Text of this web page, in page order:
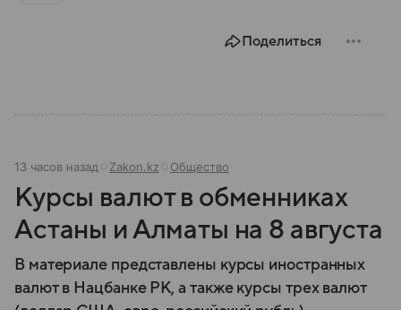
Поделиться
13 часов назад Zakon.kz Общество
Курсы валют в обменниках
Астаны и Алматы на 8 августа
В материале представлены курсы иностранных
валют в Нацбанке РК, а также курсы трех валют